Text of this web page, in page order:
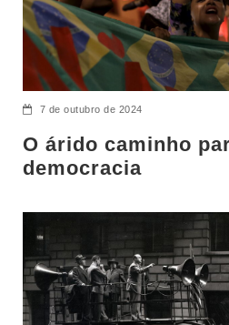
7 de outubro de 2024
O árido caminho
democracia